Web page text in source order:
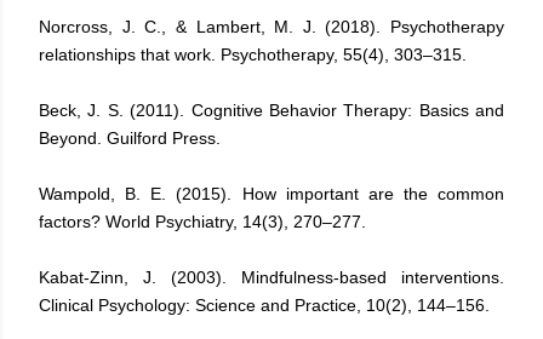
Norcross, J. C., & Lambert, M. J. (2018). Psychotherapy
relationships that work. Psychotherapy, 55(4), 303–315.
Beck, J. S. (2011). Cognitive Behavior Therapy: Basics and
Beyond. Guilford Press.
Wampold, B. E. (2015). How important are the common
factors? World Psychiatry, 14(3), 270–277.
Kabat-Zinn, J. (2003). Mindfulness-based interventions.
Clinical Psychology: Science and Practice, 10(2), 144–156.